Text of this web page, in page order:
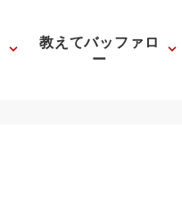
教えてバッファロ
ー